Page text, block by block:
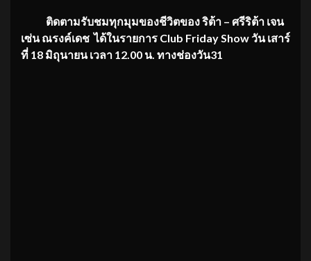
ติดตามรับชมทุกมุมของชีวิตของ ริต้า – ศรีริต้า เจน
เซ่น ณรงค์เดช ได้ในรายการ Club Friday Show วัน เสาร์
ที่ 18 มิถุนายน เวลา 12.00 น. ทางช่องวัน31